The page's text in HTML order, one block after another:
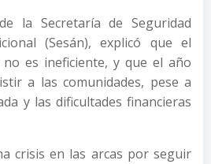
la Secretaría de Seguridad
(Sesán), explicó que el
no es ineficiente, y que el año
a las comunidades, pese a
y las dificultades financieras
crisis en las arcas por seguir